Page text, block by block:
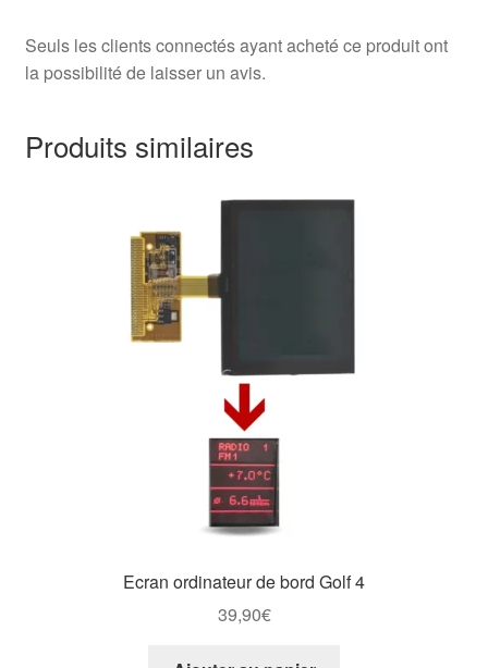
Seuls les clients connectés ayant acheté ce produit ont
la possibilité de laisser un avis.
Produits similaires
Ecran ordinateur de bord Golf 4
39,90€